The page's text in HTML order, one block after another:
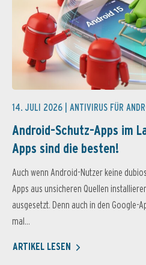
14. JULI 2026 | ANTIVIRUS FÜR
Android-Schutz-Apps im
Apps sind die besten!
Auch wenn Android-Nutzer keine
Apps aus unsicheren Quellen
ausgesetzt. Denn auch in den Google-
mal...
ARTIKEL LESEN